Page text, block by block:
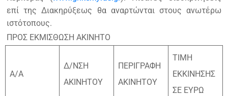
επί της Διακηρύξεως θα αναρτώνται στους ανωτέρω
ιστότοπους.
ΠΡΟΣ ΕΚΜΙΣΘΩΣΗ AKINHTΟ
Α/Α
Δ/ΝΣΗ
ΑΚΙΝΗΤΟΥ
ΠΕΡΙΓΡΑΦΗ
ΑΚΙΝΗΤΟΥ
ΤΙΜΗ
ΕΚΚΙΝΗΣΗΣ
ΣΕ ΕΥΡΩ